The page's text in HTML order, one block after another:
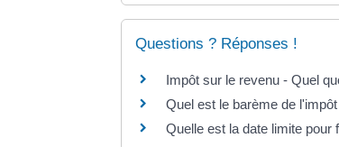
Questions ? Réponses !
Impôt sur le revenu - Quel
Quel est le barème de
Quelle est la date limite pour